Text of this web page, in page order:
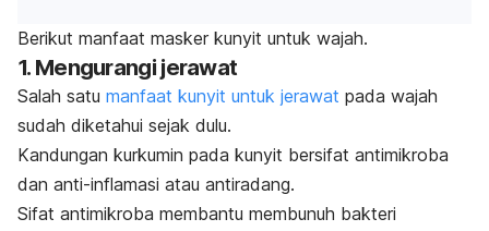
Berikut manfaat masker kunyit untuk wajah.
1. Mengurangi jerawat
Salah satu manfaat kunyit untuk jerawat pada wajah
sudah diketahui sejak dulu.
Kandungan kurkumin pada kunyit bersifat antimikroba
dan anti-inflamasi atau antiradang.
Sifat antimikroba membantu membunuh bakteri